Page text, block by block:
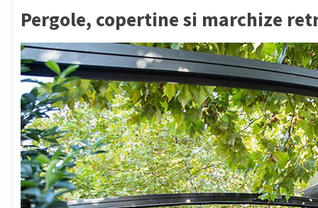
Pergole, copertine si marchize